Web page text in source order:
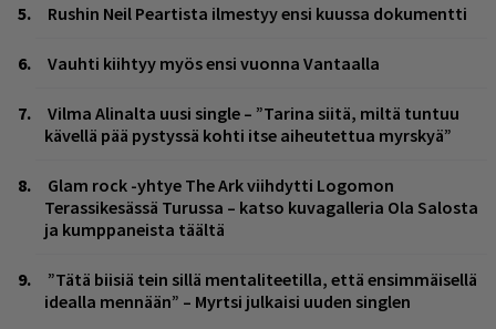
Rushin Neil Peartista ilmestyy ensi kuussa dokumentti
Vauhti kiihtyy myös ensi vuonna Vantaalla
Vilma Alinalta uusi single – ”Tarina siitä, miltä tuntuu
kävellä pää pystyssä kohti itse aiheutettua myrskyä”
Glam rock -yhtye The Ark viihdytti Logomon
Terassikesässä Turussa – katso kuvagalleria Ola Salosta
ja kumppaneista täältä
”Tätä biisiä tein sillä mentaliteetilla, että ensimmäisellä
idealla mennään” – Myrtsi julkaisi uuden singlen